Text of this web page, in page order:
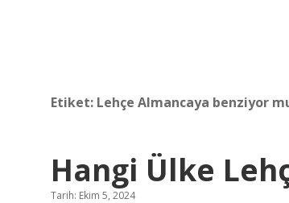
Etiket: Lehçe Almancaya benziyor
Hangi Ülke
Tarih: Ekim 5, 2024